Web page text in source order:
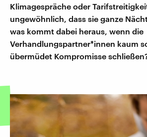
Klimagespräche oder
ungewöhnlich, dass sie ganze
was kommt dabei heraus, wenn die
Verhandlungspartner*innen kaum
übermüdet Kompromisse